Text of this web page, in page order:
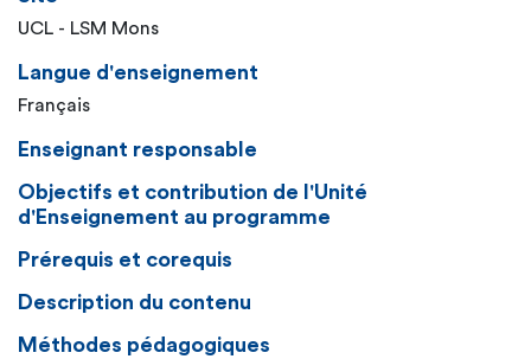
UCL - LSM Mons
Langue d'enseignement
Français
Enseignant responsable
Objectifs et contribution de l'Unité
d'Enseignement au programme
Prérequis et corequis
Description du contenu
Méthodes pédagogiques